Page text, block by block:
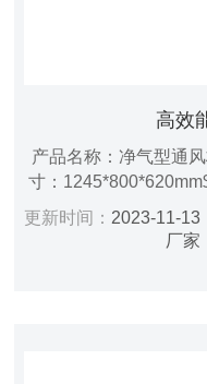
高效
产品名称：净气型通
寸：
空气处理量：240m3/
源：AC220V/50HZ$n
更新时间： 2023-11-13
厂家